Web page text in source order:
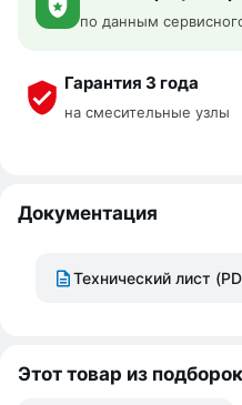
по данным
Гарантия 3 года
на смесительные узлы
Документация
Технический лист
Этот товар из подборок